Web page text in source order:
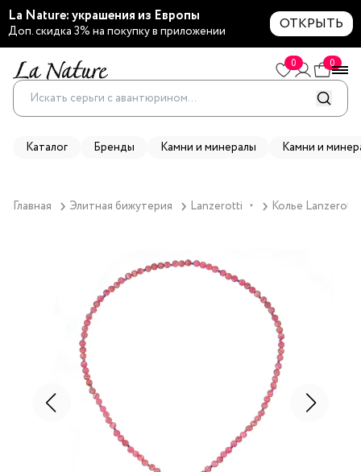
La Nature: украшения из Европы
Доп. скидка 3% на покупку в приложении ОТКРЫТЬ
0 0
Каталог Бренды Камни и минералы Камни и
Главная Элитная бижутерия Lanzerotti ▼ Колье